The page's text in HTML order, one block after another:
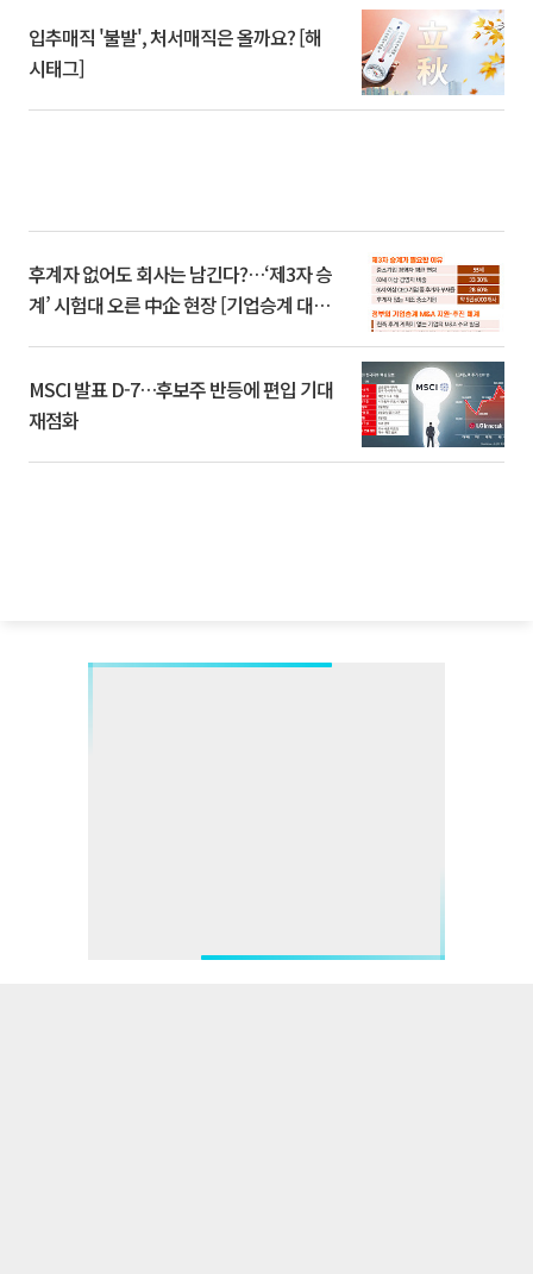
입추매직 '불발', 처서매직은 올까요? [해
시태그]
후계자 없어도 회사는 남긴다?…‘제3자 승
계’ 시험대 오른 中企 현장 [기업승계 대전
MSCI 발표 D-7…후보주 반등에 편입 기대
재점화